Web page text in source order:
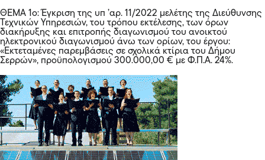
ΘΕΜΑ 1ο: Έγκριση της υπ ’αρ. 11/2022 μελέτης της Διεύθυνσης
Τεχνικών Υπηρεσιών, του τρόπου εκτέλεσης, των όρων
διακήρυξης και επιτροπής διαγωνισμού του ανοικτού
ηλεκτρονικού διαγωνισμού άνω των ορίων, του έργου:
«Εκτεταμένες παρεμβάσεις σε σχολικά κτίρια του Δήμου
Σερρών», προϋπολογισμού 300.000,00 € με Φ.Π.Α. 24%.